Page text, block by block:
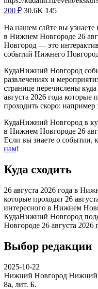
200 ₽ 30.6K 145
На нашем сайте вы узнаете
в Нижнем Новгороде 26
Новгород — это
событий Нижнего
КудаНижний Новгород
развлечениях и
странице перечислены
августа 2026 года которые
проходить скоро:
КудаНижний Новгород в
в Нижнем Новгороде 26
Если вы знаете о событии,
нам!
Куда сходить
26 августа 2026 года в
которые проходят 26
интересного в Нижнем
КудаНижний Новгород
Новгороде 26 августа 2026
Выбор редакции
2025-10-22
Нижний Новгород Нижний
8а, лит. Б.